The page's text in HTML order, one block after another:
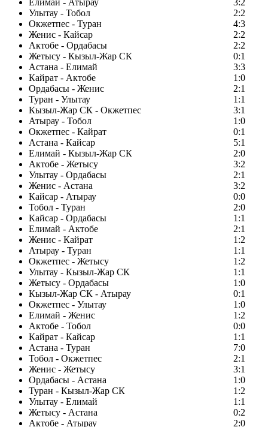
Елимай - Атырау
3:2
Улытау - Тобол
2:2
Окжетпес - Туран
4:3
Женис - Кайсар
2:2
Актобе - Ордабасы
2:2
Жетысу - Кызыл-Жар СК
0:1
Астана - Елимай
3:3
Кайрат - Актобе
1:0
Ордабасы - Женис
2:1
Туран - Улытау
1:1
Кызыл-Жар СК - Окжетпес
3:1
Атырау - Тобол
1:0
Окжетпес - Кайрат
0:1
Астана - Кайсар
5:1
Елимай - Кызыл-Жар СК
2:0
Актобе - Жетысу
3:2
Улытау - Ордабасы
2:1
Женис - Астана
3:2
Кайсар - Атырау
0:0
Тобол - Туран
2:0
Кайсар - Ордабасы
1:1
Елимай - Актобе
2:1
Женис - Кайрат
1:2
Атырау - Туран
1:1
Окжетпес - Жетысу
1:2
Улытау - Кызыл-Жар СК
1:1
Жетысу - Ордабасы
1:0
Кызыл-Жар СК - Атырау
0:1
Окжетпес - Улытау
1:0
Елимай - Женис
1:2
Актобе - Тобол
0:0
Кайрат - Кайсар
1:1
Астана - Туран
7:0
Тобол - Окжетпес
2:1
Женис - Жетысу
3:1
Ордабасы - Астана
1:0
Туран - Кызыл-Жар СК
1:2
Улытау - Елимай
1:1
Жетысу - Астана
0:2
Актобе - Атырау
2:0